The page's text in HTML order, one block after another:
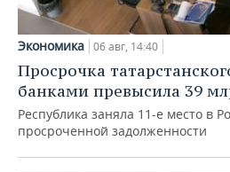
Экономика 06 авг, 14:40
Просрочка
банками превысила 39
Республика заняла 11-е место в
просроченной задолженности